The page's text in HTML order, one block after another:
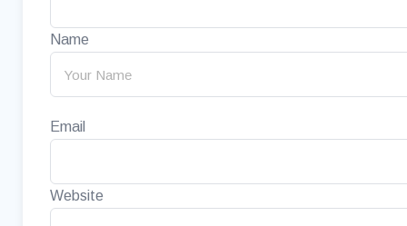
Name
Email
Website